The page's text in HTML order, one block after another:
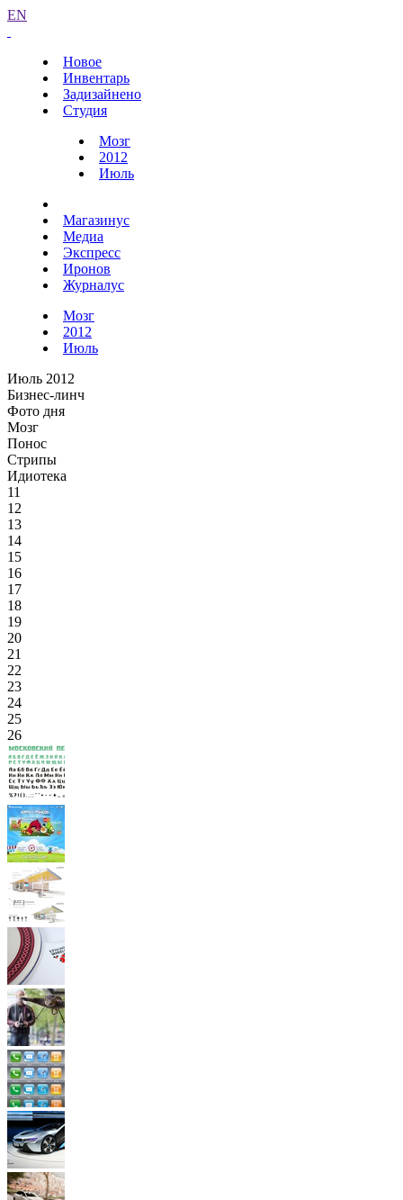
EN
Новое
Инвентарь
Задизайнено
Студия
Мозг
2012
Июль
Магазинус
Медиа
Экспресс
Иронов
Журналус
Мозг
2012
Июль
Июль 2012
Бизнес-линч
Фото дня
Мозг
Понос
Стрипы
Идиотека
11
12
13
14
15
16
17
18
19
20
21
22
23
24
25
26